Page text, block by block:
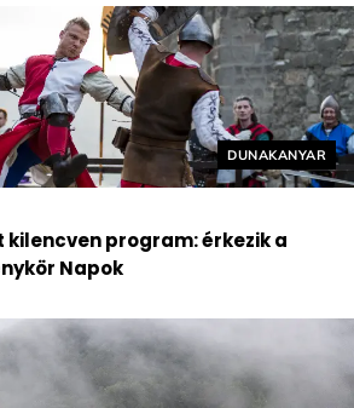
Helyszín
DUNAKANYAR
kilencven program: érkezik a
Napok